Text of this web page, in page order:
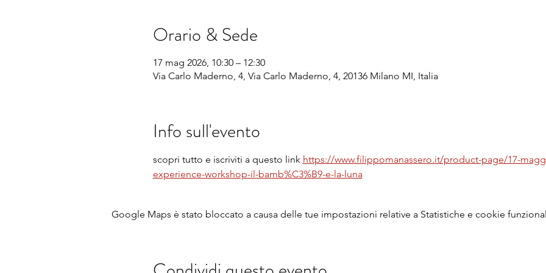
Orario & Sede
17 mag 2026, 10:30 – 12:30
Via Carlo Maderno, 4, Via Carlo Maderno, 4, 20136 Milano MI, Italia
Info sull'evento
scopri tutto e iscriviti a questo link https://www.filippomanassero.it/product-page/17-
experience-workshop-il-bamb%C3%B9-e-la-luna
Google Maps è stato bloccato a causa delle tue impostazioni relative a Statistiche e cookie